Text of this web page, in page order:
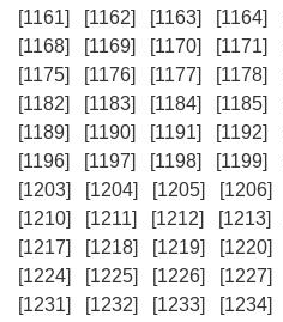
[1161]
[1162] [1163] [1164]
[1168]
[1169] [1170] [1171]
[1175]
[1176] [1177] [1178]
[1182]
[1183] [1184] [1185]
[1189]
[1190] [1191] [1192]
[1196]
[1197] [1198] [1199]
[1203]
[1204] [1205] [1206]
[1210]
[1211] [1212] [1213]
[1217]
[1218] [1219] [1220]
[1224]
[1225] [1226] [1227]
[1231]
[1232] [1233] [1234]